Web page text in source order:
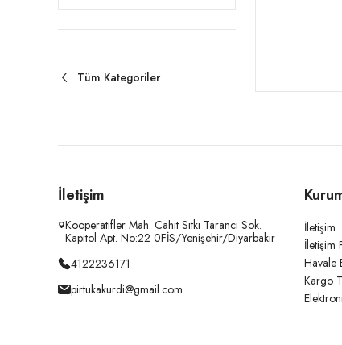
Tüm Kategoriler
İletişim
Kooperatifler Mah. Cahit Sıtkı Tarancı Sok.
Kapitol Apt. No:22 0FİS/Yenişehir/Diyarbakır
4122236171
pirtukakurdi@gmail.com
İletişim
İletişim
Havale
Kargo